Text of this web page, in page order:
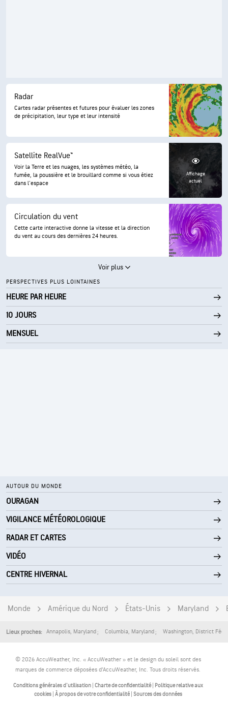
Radar
Cartes radar présentes et futures pour évaluer les zones
de précipitation, leur type et leur intensité
Satellite RealVue™
Voir la Terre et les nuages, les systèmes météo, la
fumée, la poussière et le brouillard comme si vous étiez
dans l'espace
Affichage
actuel
Circulation du vent
Cette carte interactive donne la vitesse et la direction
du vent au cours des dernières 24 heures.
Voir plus
PERSPECTIVES PLUS LOINTAINES
HEURE PAR HEURE
10 JOURS
MENSUEL
AUTOUR DU MONDE
OURAGAN
VIGILANCE MÉTÉOROLOGIQUE
RADAR ET CARTES
VIDÉO
CENTRE HIVERNAL
Monde Amérique du Nord États-Unis Maryland
Lieux proches: Annapolis, Maryland Columbia, Maryland Washington, District
© 2026 AccuWeather, Inc. « AccuWeather » et le design du soleil sont des
marques de commerce déposées d’AccuWeather, Inc. Tous droits réservés.
Conditions générales d'utilisation Charte de confidentialité Politique relative aux
cookies À propos de votre confidentialité| Sources des données